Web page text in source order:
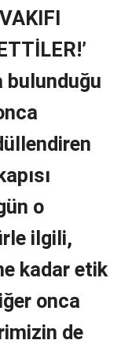
bulunduğu
o
ilgili,
kadar etik
onca
de